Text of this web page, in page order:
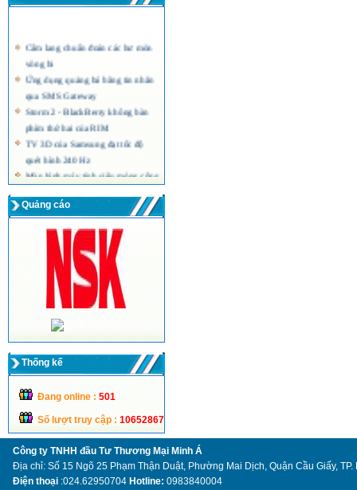
Cẩm lang chuẩn đoán các hư mòn
vòng bi
Ứng dụng quảng bá bằng tin nhắn
qua SMS Gateway
Storm 2 - BlackBerry không bàn
phím thứ hai của RIM
TV 3D của Samsung đạt tốc độ
quét hình 240 Hz
Màn hình máy tính siêu mỏng công
nghệ LED của Acer
Quảng cáo
Thống kế
Đang online : 501
Số lượt truy cập : 10652867
Công ty TNHH đầu Tư Thương Mại Minh Á
Địa chỉ: Số 15 Ngõ 25 Phạm Thận Duật, Phường Mai Dịch, Quận Cầu Giấy, TP.
Điện thoại :024.62950704 Hotline: 0983840004